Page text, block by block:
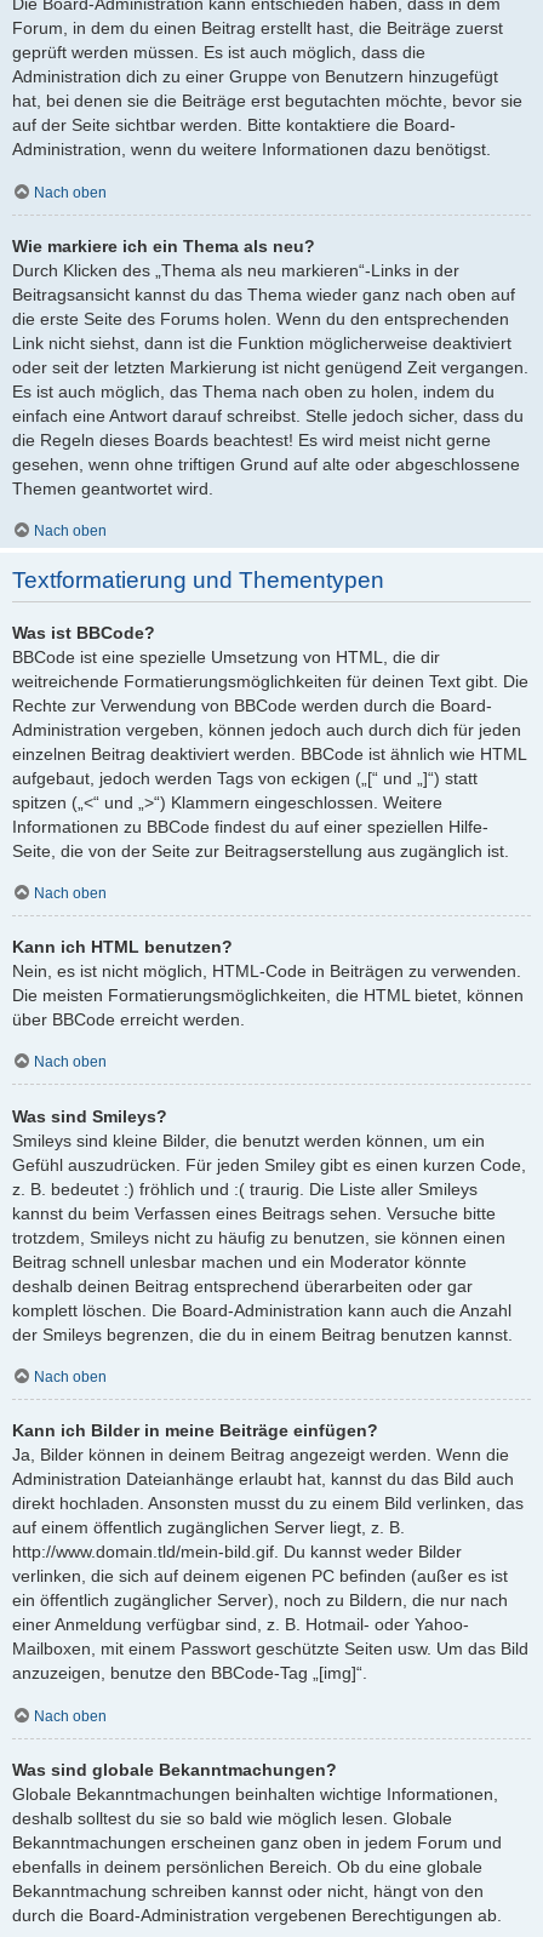
Die Board-Administration kann entschieden haben, dass in dem
Forum, in dem du einen Beitrag erstellt hast, die Beiträge zuerst
geprüft werden müssen. Es ist auch möglich, dass die
Administration dich zu einer Gruppe von Benutzern hinzugefügt
hat, bei denen sie die Beiträge erst begutachten möchte, bevor sie
auf der Seite sichtbar werden. Bitte kontaktiere die Board-
Administration, wenn du weitere Informationen dazu benötigst.
Nach oben
Wie markiere ich ein Thema als neu?
Durch Klicken des „Thema als neu markieren“-Links in der
Beitragsansicht kannst du das Thema wieder ganz nach oben auf
die erste Seite des Forums holen. Wenn du den entsprechenden
Link nicht siehst, dann ist die Funktion möglicherweise deaktiviert
oder seit der letzten Markierung ist nicht genügend Zeit vergangen.
Es ist auch möglich, das Thema nach oben zu holen, indem du
einfach eine Antwort darauf schreibst. Stelle jedoch sicher, dass du
die Regeln dieses Boards beachtest! Es wird meist nicht gerne
gesehen, wenn ohne triftigen Grund auf alte oder abgeschlossene
Themen geantwortet wird.
Nach oben
Textformatierung und Thementypen
Was ist BBCode?
BBCode ist eine spezielle Umsetzung von HTML, die dir
weitreichende Formatierungsmöglichkeiten für deinen Text gibt. Die
Rechte zur Verwendung von BBCode werden durch die Board-
Administration vergeben, können jedoch auch durch dich für jeden
einzelnen Beitrag deaktiviert werden. BBCode ist ähnlich wie HTML
aufgebaut, jedoch werden Tags von eckigen („[“ und „]“) statt
spitzen („<“ und „>“) Klammern eingeschlossen. Weitere
Informationen zu BBCode findest du auf einer speziellen Hilfe-
Seite, die von der Seite zur Beitragserstellung aus zugänglich ist.
Nach oben
Kann ich HTML benutzen?
Nein, es ist nicht möglich, HTML-Code in Beiträgen zu verwenden.
Die meisten Formatierungsmöglichkeiten, die HTML bietet, können
über BBCode erreicht werden.
Nach oben
Was sind Smileys?
Smileys sind kleine Bilder, die benutzt werden können, um ein
Gefühl auszudrücken. Für jeden Smiley gibt es einen kurzen Code,
z. B. bedeutet :) fröhlich und :( traurig. Die Liste aller Smileys
kannst du beim Verfassen eines Beitrags sehen. Versuche bitte
trotzdem, Smileys nicht zu häufig zu benutzen, sie können einen
Beitrag schnell unlesbar machen und ein Moderator könnte
deshalb deinen Beitrag entsprechend überarbeiten oder gar
komplett löschen. Die Board-Administration kann auch die Anzahl
der Smileys begrenzen, die du in einem Beitrag benutzen kannst.
Nach oben
Kann ich Bilder in meine Beiträge einfügen?
Ja, Bilder können in deinem Beitrag angezeigt werden. Wenn die
Administration Dateianhänge erlaubt hat, kannst du das Bild auch
direkt hochladen. Ansonsten musst du zu einem Bild verlinken, das
auf einem öffentlich zugänglichen Server liegt, z. B.
http://www.domain.tld/mein-bild.gif. Du kannst weder Bilder
verlinken, die sich auf deinem eigenen PC befinden (außer es ist
ein öffentlich zugänglicher Server), noch zu Bildern, die nur nach
einer Anmeldung verfügbar sind, z. B. Hotmail- oder Yahoo-
Mailboxen, mit einem Passwort geschützte Seiten usw. Um das Bild
anzuzeigen, benutze den BBCode-Tag „[img]“.
Nach oben
Was sind globale Bekanntmachungen?
Globale Bekanntmachungen beinhalten wichtige Informationen,
deshalb solltest du sie so bald wie möglich lesen. Globale
Bekanntmachungen erscheinen ganz oben in jedem Forum und
ebenfalls in deinem persönlichen Bereich. Ob du eine globale
Bekanntmachung schreiben kannst oder nicht, hängt von den
durch die Board-Administration vergebenen Berechtigungen ab.